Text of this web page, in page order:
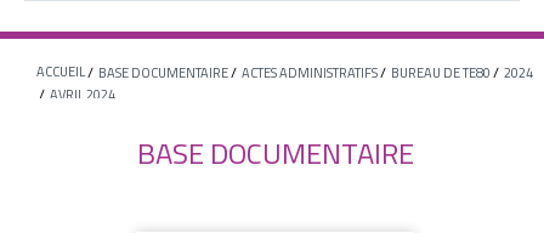
ACCUEIL BASE DOCUMENTAIRE ACTES ADMINISTRATIFS BUREAU DE TE80
2024
AVRIL 2024
BASE DOCUMENTAIRE